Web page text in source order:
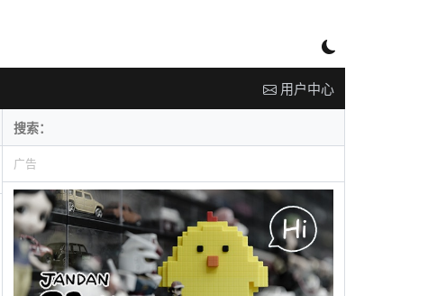
用户中心
广告